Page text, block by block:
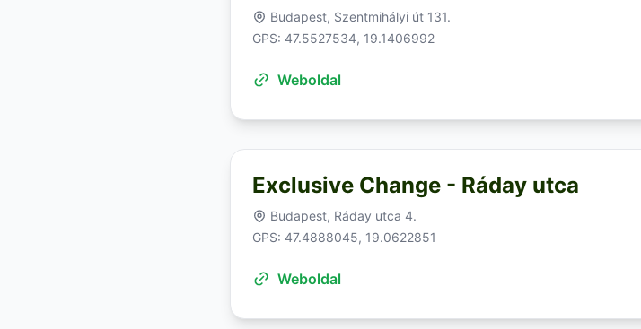
Budapest, Szentmihályi út 131.
GPS: 47.5527534, 19.1406992
Weboldal
Exclusive Change - Ráday utca
Budapest, Ráday utca 4.
GPS: 47.4888045, 19.0622851
Weboldal